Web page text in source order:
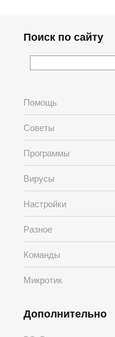
Поиск по сайту
Помощь
Советы
Программы
Вирусы
Настройки
Разное
Команды
Микротик
Дополнительно